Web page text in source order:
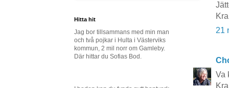
21
Va
Hitta hit
Jag bor tillsammans med min man
och två pojkar i Hulta i Västerviks
kommun, 2 mil norr om Gamleby.
Där hittar du Sofias Bod.